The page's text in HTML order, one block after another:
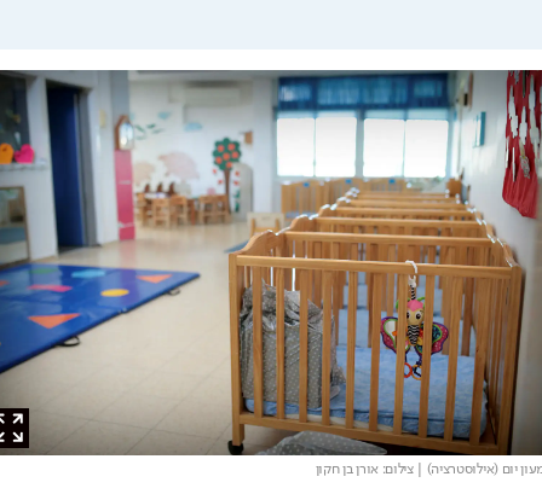
יום (אילוסטרציה)| צילום: אורן בן חקון